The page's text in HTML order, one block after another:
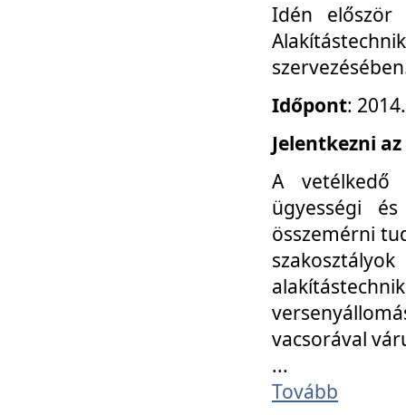
Idén
Időpont:
Jelentkezni az
A vetélkedő
ügyességi
összemérni
vacsorával
...
Tovább